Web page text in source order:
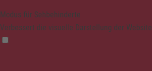
Modus für Sehbehinderte
Verbessert die visuelle Darstellung der Website